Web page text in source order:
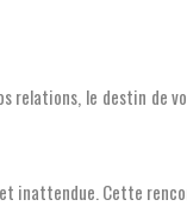
le destin de
inattendue. Cette